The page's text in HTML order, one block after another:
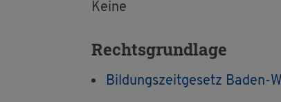
Keine
Rechts­grund­la­ge
Bil­dungs­zeit­ge­setz Baden-